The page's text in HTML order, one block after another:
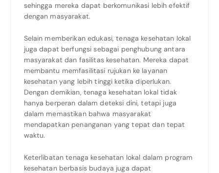
sehingga mereka dapat berkomunikasi lebih efektif
dengan masyarakat.
Selain memberikan edukasi, tenaga kesehatan lokal
juga dapat berfungsi sebagai penghubung antara
masyarakat dan fasilitas kesehatan. Mereka dapat
membantu memfasilitasi rujukan ke layanan
kesehatan yang lebih tinggi ketika diperlukan.
Dengan demikian, tenaga kesehatan lokal tidak
hanya berperan dalam deteksi dini, tetapi juga
dalam memastikan bahwa masyarakat
mendapatkan penanganan yang tepat dan tepat
waktu.
Keterlibatan tenaga kesehatan lokal dalam program
kesehatan berbasis budaya juga dapat